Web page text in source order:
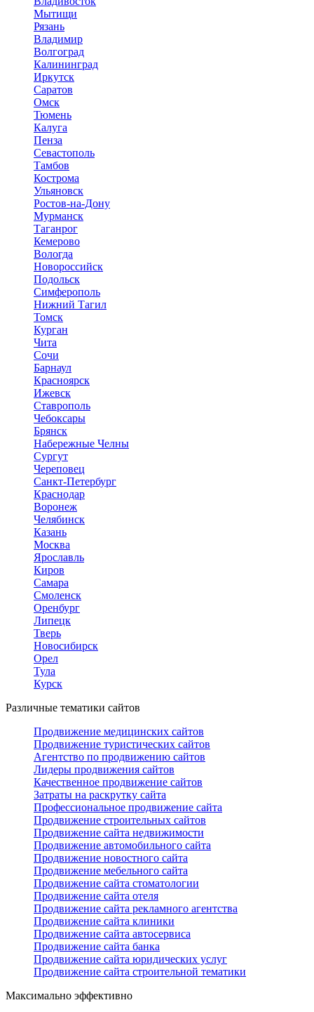
Мытищи
Рязань
Владимир
Волгоград
Калининград
Иркутск
Саратов
Омск
Тюмень
Калуга
Пенза
Севастополь
Тамбов
Кострома
Ульяновск
Ростов-на-Дону
Мурманск
Таганрог
Кемерово
Вологда
Новороссийск
Подольск
Симферополь
Нижний Тагил
Томск
Курган
Чита
Сочи
Барнаул
Красноярск
Ижевск
Ставрополь
Чебоксары
Брянск
Набережные Челны
Сургут
Череповец
Санкт-Петербург
Краснодар
Воронеж
Челябинск
Казань
Москва
Ярославль
Киров
Самара
Смоленск
Оренбург
Липецк
Тверь
Новосибирск
Орел
Тула
Курск
Различные тематики сайтов
Продвижение медицинских сайтов
Продвижение туристических сайтов
Агентство по продвижению сайтов
Лидеры продвижения сайтов
Качественное продвижение сайтов
Затраты на раскрутку сайта
Профессиональное продвижение сайта
Продвижение строительных сайтов
Продвижение сайта недвижимости
Продвижение автомобильного сайта
Продвижение новостного сайта
Продвижение мебельного сайта
Продвижение сайта стоматологии
Продвижение сайта отеля
Продвижение сайта рекламного агентства
Продвижение сайта клиники
Продвижение сайта автосервиса
Продвижение сайта банка
Продвижение сайта юридических услуг
Продвижение сайта строительной тематики
Максимально эффективно